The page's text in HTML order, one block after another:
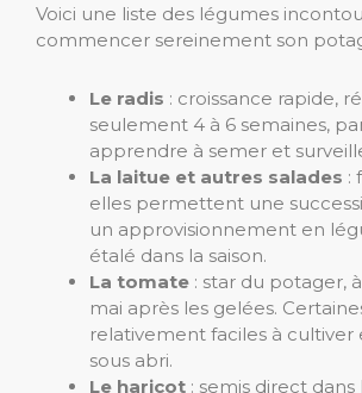
Voici une liste des légumes
commencer sereinement son
Le radis : croissance rapide,
seulement 4 à 6 semaines,
apprendre à semer et
La laitue et autres salades :
elles permettent une
un approvisionnement en
étalé dans la saison.
La tomate : star du potager,
mai après les gelées.
relativement faciles à cultiver
sous abri.
Le haricot : semis direct